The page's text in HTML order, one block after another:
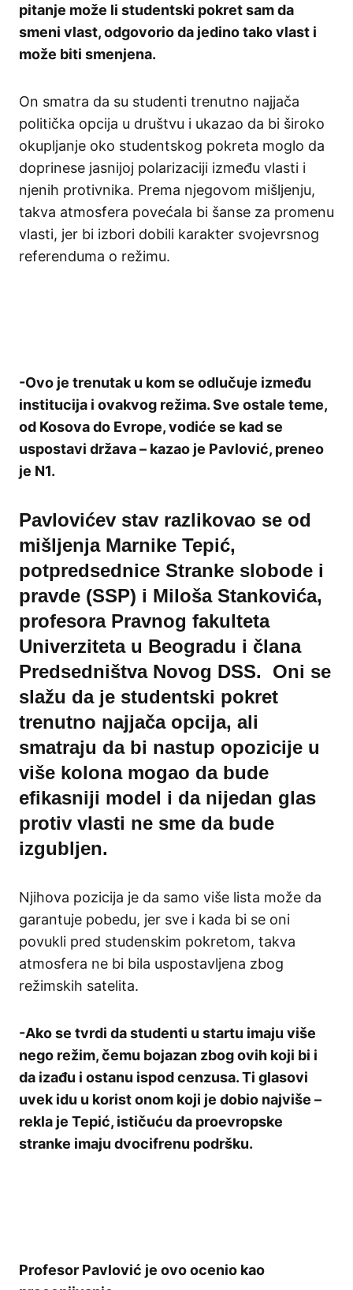
pitanje može li studentski pokret sam da
smeni vlast, odgovorio da jedino tako vlast i
može biti smenjena.
On smatra da su studenti trenutno najjača
politička opcija u društvu i ukazao da bi široko
okupljanje oko studentskog pokreta moglo da
doprinese jasnijoj polarizaciji između vlasti i
njenih protivnika. Prema njegovom mišljenju,
takva atmosfera povećala bi šanse za promenu
vlasti, jer bi izbori dobili karakter svojevrsnog
referenduma o režimu.
-Ovo je trenutak u kom se odlučuje između
institucija i ovakvog režima. Sve ostale teme,
od Kosova do Evrope, vodiće se kad se
uspostavi država – kazao je Pavlović, preneo
je N1.
Pavlovićev stav razlikovao se od
mišljenja Marnike Tepić,
potpredsednice Stranke slobode i
pravde (SSP) i Miloša Stankovića,
profesora Pravnog fakulteta
Univerziteta u Beogradu i člana
Predsedništva Novog DSS. Oni se
slažu da je studentski pokret
trenutno najjača opcija, ali
smatraju da bi nastup opozicije u
više kolona mogao da bude
efikasniji model i da nijedan glas
protiv vlasti ne sme da bude
izgubljen.
Njihova pozicija je da samo više lista može da
garantuje pobedu, jer sve i kada bi se oni
povukli pred studenskim pokretom, takva
atmosfera ne bi bila uspostavljena zbog
režimskih satelita.
-Ako se tvrdi da studenti u startu imaju više
nego režim, čemu bojazan zbog ovih koji bi i
da izađu i ostanu ispod cenzusa. Ti glasovi
uvek idu u korist onom koji je dobio najviše –
rekla je Tepić, ističuću da proevropske
stranke imaju dvocifrenu podršku.
Profesor Pavlović je ovo ocenio kao